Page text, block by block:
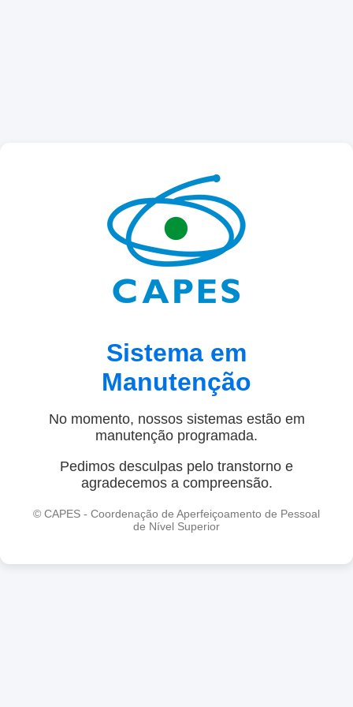
Sistema em
Manutenção
No momento, nossos sistemas estão em
manutenção programada.
Pedimos desculpas pelo transtorno e
agradecemos a compreensão.
© CAPES - Coordenação de Aperfeiçoamento de Pessoal
de Nível Superior